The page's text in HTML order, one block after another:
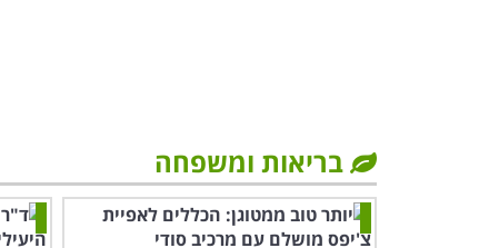
בריאות ומשפחה